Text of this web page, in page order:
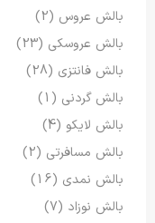
بالش عروس (2)
بالش عروسکی (23)
بالش فانتزی (28)
بالش گردنی (1)
بالش لایکو (4)
بالش مسافرتی (2)
بالش نمدی (16)
بالش نوزاد (7)